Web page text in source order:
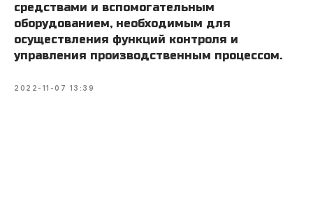
средствами и вспомогательным
оборудованием, необходимым для
осуществления функций контроля и
управления производственным процессом.
2022-11-07 13:39